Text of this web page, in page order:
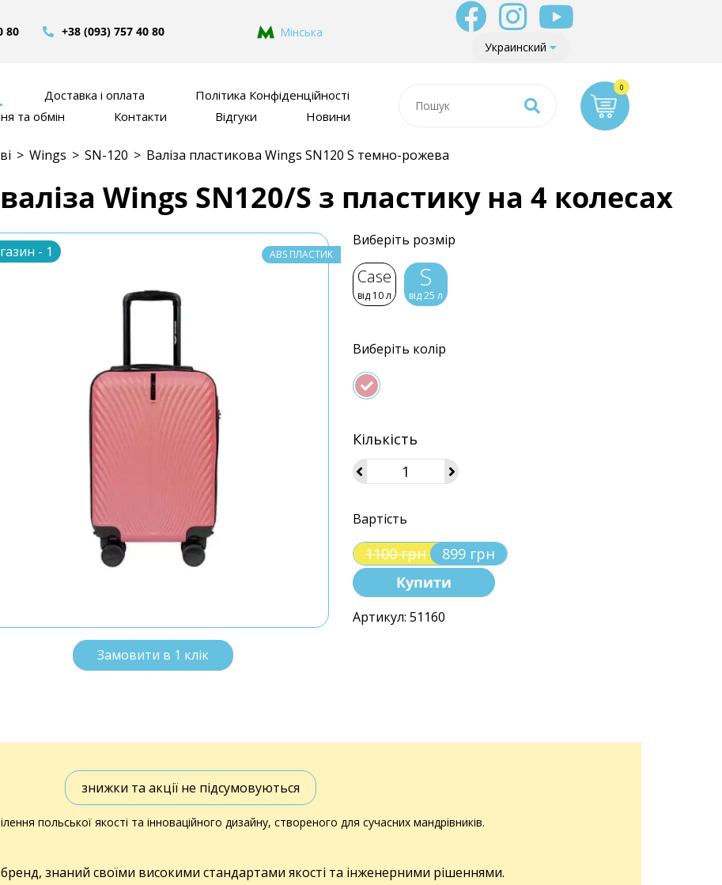
80 +38 (093) 757 40 80
Мінська
Украинский
Доставка і оплата
Політика Конфіденційності
та обмін
Контакти Відгуки Новини
> Wings > SN-120 > Валіза пластикова Wings SN120 S темно-рожева
Wings SN120/S з пластику на 4 колесах
ABS ПЛАСТИК
- 1
Замовити в 1 клік
Виберіть розмір
Case
від 10 л
S
від 25 л
Виберіть колір
Кількість
Вартість
1100 грн
899 грн
Купити
Артикул: 51160
знижки та акції не підсумовуються
польської якості та інноваційного дизайну, створеного для сучасних мандрівників.
знаний своїми високими стандартами якості та інженерними рішеннями.